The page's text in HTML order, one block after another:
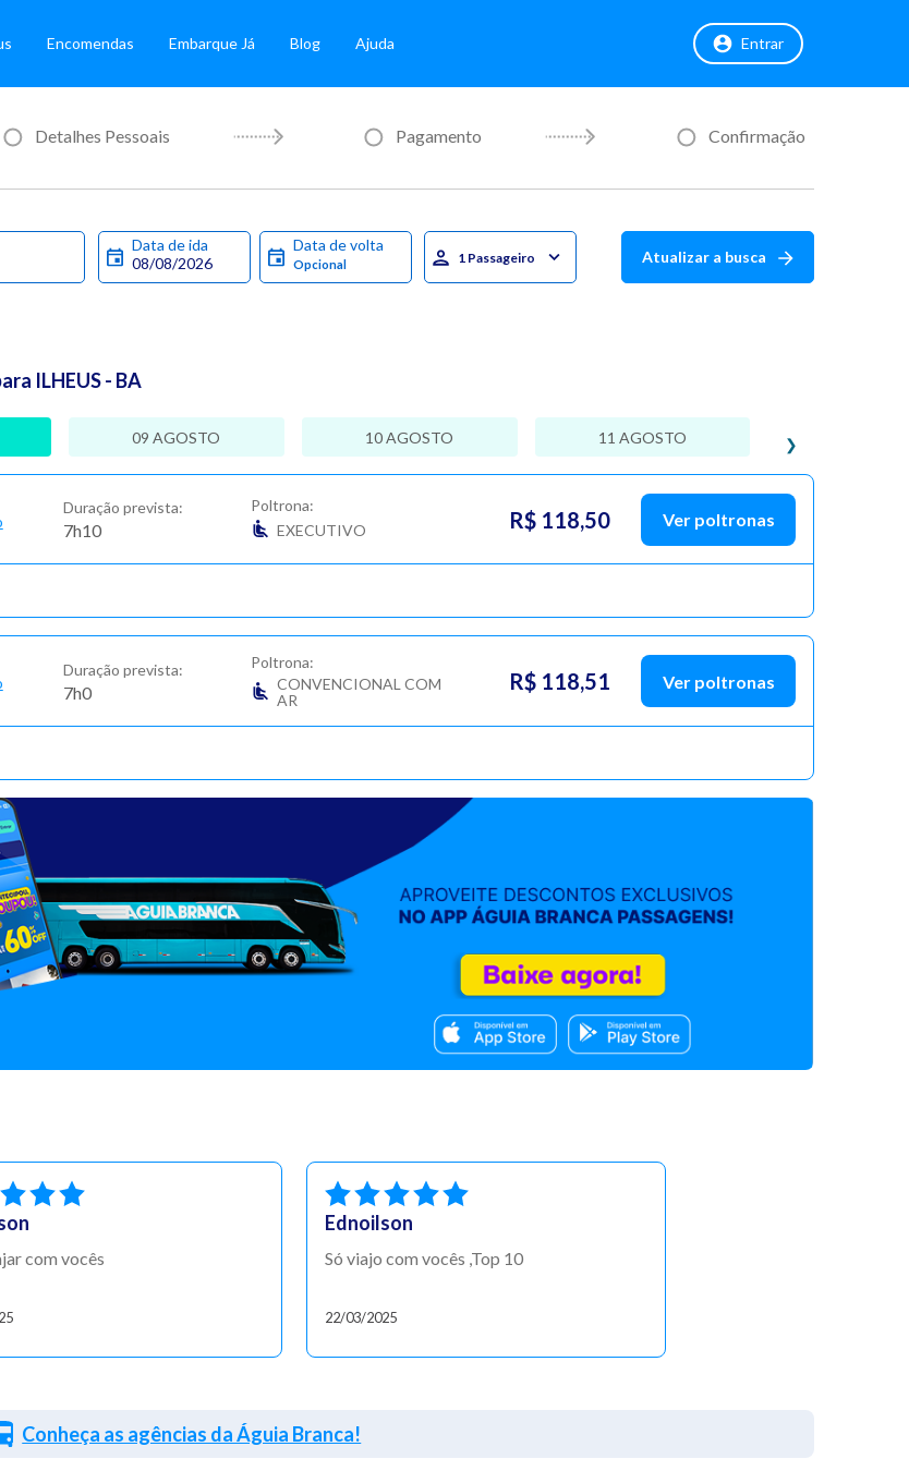
Encomendas Embarque Já Blog Ajuda Entrar
Detalhes Pessoais Pagamento Confirmação
Data de ida Data de volta
1 Passageiro Atualizar a busca
ILHEUS - BA
❯
09 AGOSTO 10 AGOSTO 11 AGOSTO
Duração prevista:
7h10
Poltrona:
EXECUTIVO
R$ 118,50 Ver poltronas
Duração prevista:
7h0
Poltrona:
CONVENCIONAL COM
AR
R$ 118,51 Ver poltronas
com vocês
Ednoilson
Só viajo com vocês ,Top 10
22/03/2025
Conheça as agências da Águia Branca!